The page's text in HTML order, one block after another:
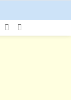
SWITCH
SKIN